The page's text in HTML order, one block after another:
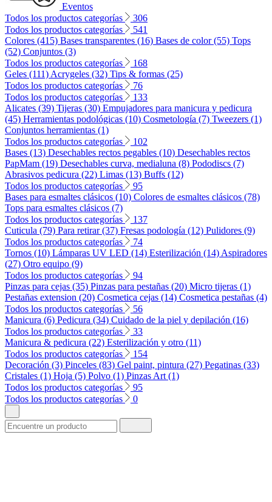
Eventos
Todos los productos categorías
306
Todos los productos categorías
541
Colores (415) Bases transparentes (16) Bases de color (55) Tops
(52) Conjuntos (3)
Todos los productos categorías
168
Geles (111) Acrygeles (32) Tips & formas (25)
Todos los productos categorías
76
Todos los productos categorías
133
Alicates (39) Tijeras (30) Empujadores para manicura y pedicura
(45) Herramientas podológicas (10) Cosmetología (7) Tweezers (1)
Conjuntos herramientas (1)
Todos los productos categorías
102
Bases (13) Desechables rectos pegables (10) Desechables rectos
PapMam (19) Desechables curva, medialuna (8) Pododiscs (7)
Abrasivos pedicura (22) Limas (13) Buffs (12)
Todos los productos categorías
95
Bases para esmaltes clásicos (10) Colores de esmaltes clásicos (78)
Tops para esmaltes clásicos (7)
Todos los productos categorías
137
Cuticula (79) Para retirar (37) Fresas podología (12) Pulidores (9)
Todos los productos categorías
74
Tornos (10) Lámparas UV LED (14) Esterilización (14) Aspiradores
(27) Otro equipo (9)
Todos los productos categorías
94
Pinzas para cejas (35) Pinzas para pestañas (20) Micro tijeras (1)
Pestañas extension (20) Cosmetica cejas (14) Cosmetica pestañas (4)
Todos los productos categorías
56
Manicura (6) Pedicura (34) Cuidado de la piel y depilación (16)
Todos los productos categorías
33
Manicura & pedicura (22) Esterilización y otro (11)
Todos los productos categorías
154
Decoración (3) Pinceles (83) Gel paint, pintura (27) Pegatinas (33)
Cristales (1) Hoja (5) Polvo (1) Pinzas Art (1)
Todos los productos categorías
95
Todos los productos categorías
0